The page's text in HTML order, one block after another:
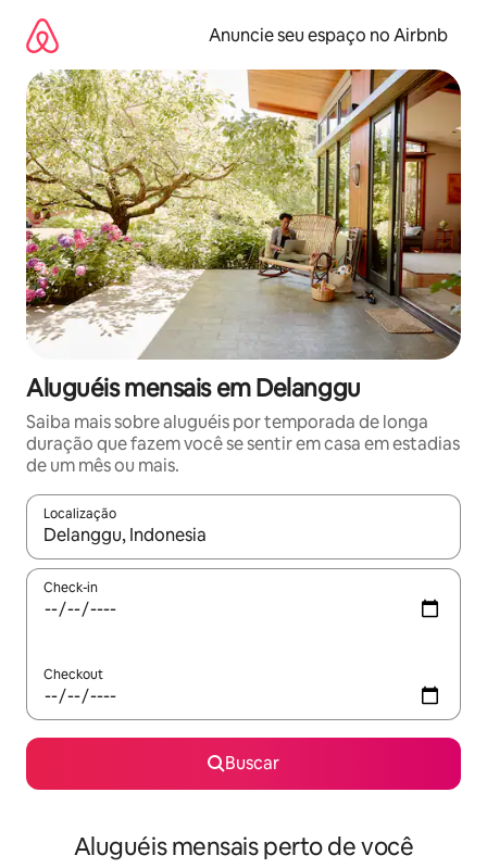
para
conteúdo
Anuncie seu espaço no Airbnb
Aluguéis mensais em Delanggu
Saiba mais sobre aluguéis por temporada de longa
duração que fazem você se sentir em casa em estadias
de um mês ou mais.
Localização
Quando os resultados estiverem disponíveis, explore-os
Check-in
Checkout
Buscar
Aluguéis mensais perto de você